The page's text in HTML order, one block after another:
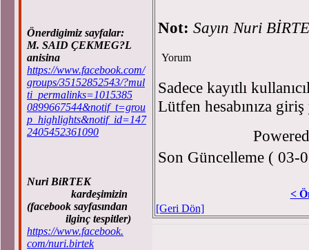
Önerdigimiz sayfalar:
M. SAID ÇEKMEG?L
anisina
https://www.facebook.com/
groups/35152852543/?mul
ti_permalinks=1015385
0899667544&notif_t=grou
p_highlights&notif_id=147
2405452361090
Nuri BiRTEK
kardeşimizin
(facebook sayfasından
ilginç tespitler)
https://www.facebook.
com/nuri.birtek
Not: Sayın Nuri
Yorum
Sadece kayıtlı
Lütfen hesabınıza
Son Güncelleme ( 03-
<
[Geri Dön]